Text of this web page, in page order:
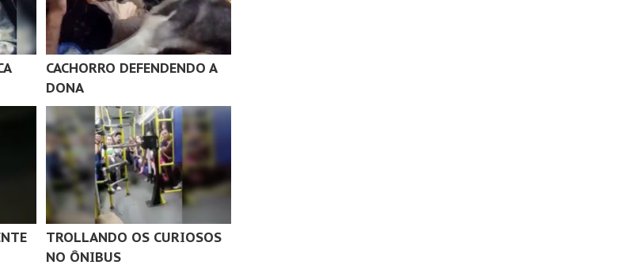
CACHORRO DEFENDENDO A
DONA
TROLLANDO OS CURIOSOS
NO ÔNIBUS